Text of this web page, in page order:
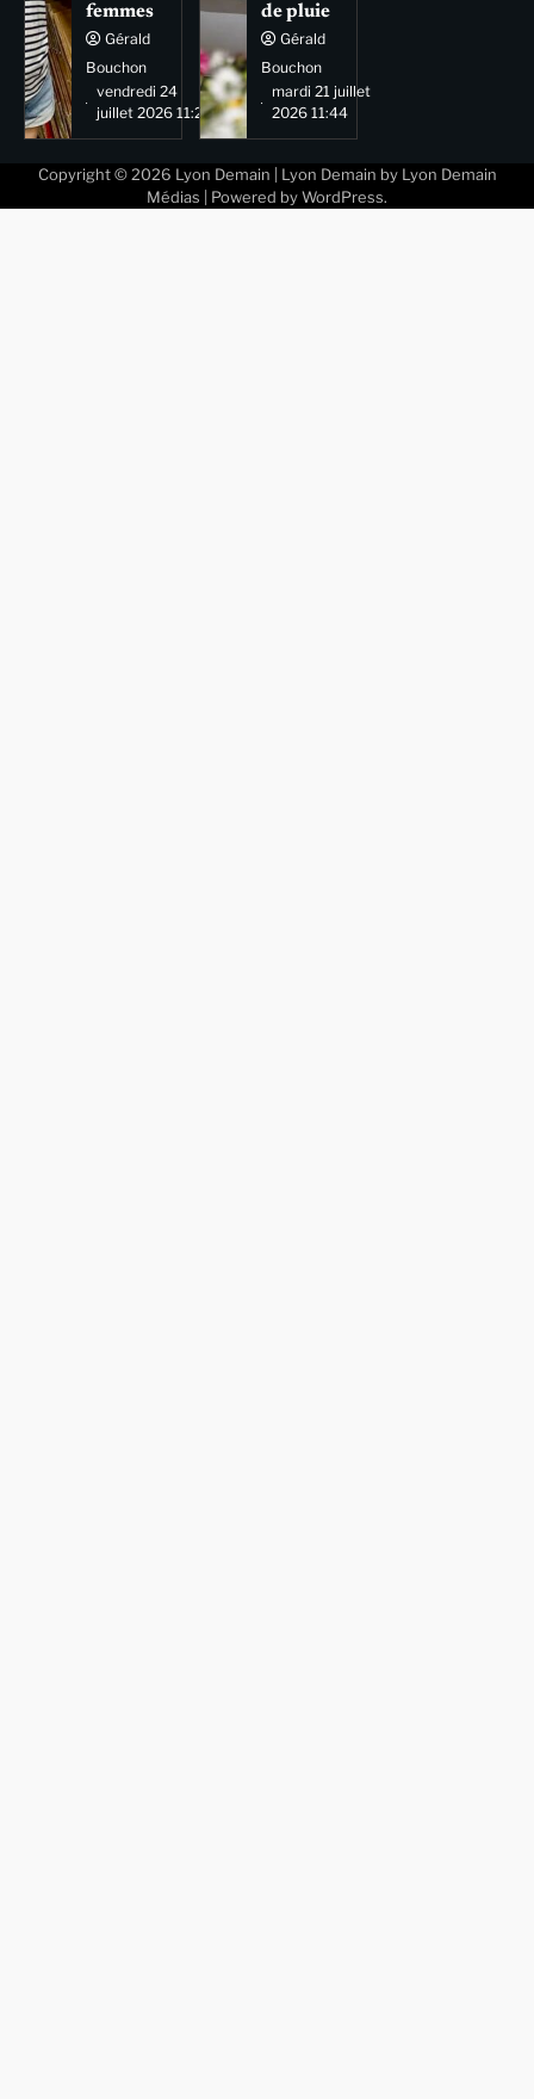
femmes
Gérald
Bouchon
vendredi 24
juillet 2026 11:29
de pluie
Gérald
Bouchon
mardi 21 juillet
2026 11:44
Copyright © 2026 Lyon Demain | Lyon Demain by Lyon Demain
Médias | Powered by WordPress.